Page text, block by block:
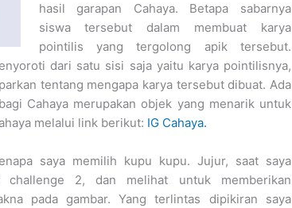
hasil garapan Cahaya. Betapa sabarnya
siswa tersebut dalam membuat karya
pointilis yang tergolong apik tersebut.
dari satu sisi saja yaitu karya pointilisnya,
tentang mengapa karya tersebut dibuat. Ada
Cahaya merupakan objek yang menarik untuk
melalui link berikut: IG Cahaya.
saya memilih kupu kupu. Jujur, saat saya
challenge 2, dan melihat untuk memberikan
pada gambar. Yang terlintas dipikiran saya